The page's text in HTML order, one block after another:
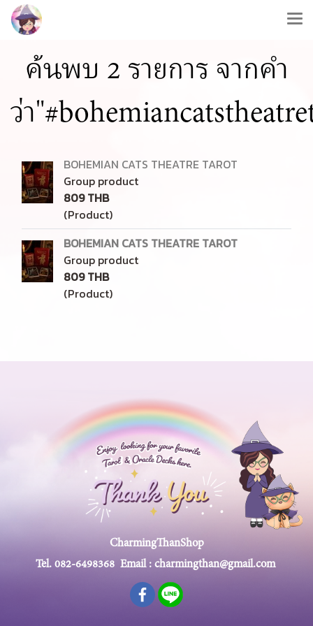
ค้นพบ 2 รายการ จากคำ
ว่า
BOHEMIAN CATS THEATRE TAROT
Group product
809 THB
(Product)
BOHEMIAN CATS THEATRE TAROT
Group product
809 THB
(Product)
CharmingThanShop
Tel. 082-6498368Email : charmingthan@gmail.com